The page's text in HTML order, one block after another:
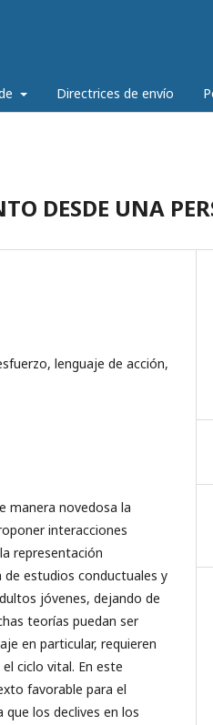
Directrices de envío
DESDE UNA
lenguaje de acción,
manera novedosa la
interacciones
representación
de estudios conductuales y
jóvenes, dejando de
teorías puedan ser
en particular, requieren
ciclo vital. En este
favorable para el
los declives en los